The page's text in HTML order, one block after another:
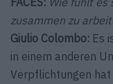
zusammen zu
Giulio Colombo: Es
in einem anderen
Verpflichtungen hat